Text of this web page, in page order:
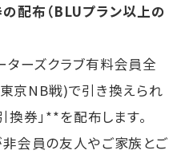
配布（BLUプラン以上の
ターズクラブ有料会員全
京NB戦)で引き換えられ
券」**を配布します。
非会員の友人やご家族とご